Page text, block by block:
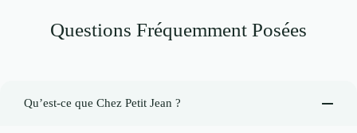
Questions Fréquemment Posées
Qu’est-ce que Chez Petit Jean ?